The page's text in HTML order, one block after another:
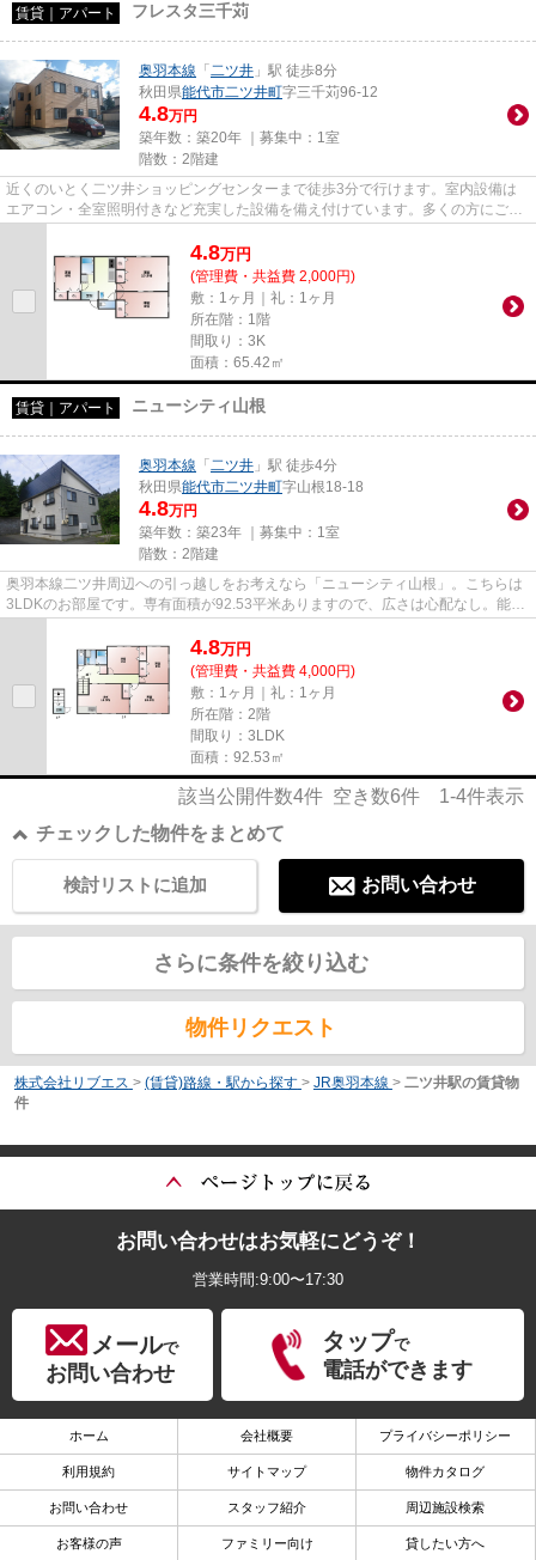
賃貸｜アパート フレスタ三千苅
奥羽本線 「 二ツ井 」駅 徒歩8分
秋田県能代市二ツ井町字三千苅96-12
4.8万円
築年数：築20年 ｜募集中： 1室
階数：2階建
近くのいとく二ツ井ショッピングセンターまで徒歩3分で行けます。室内設備は
エアコン・全室照明付きなど充実した設備を備え付けています。多くの方にご好
4.8万円
(管理費・共益費 2,000円)
敷：1ヶ月｜礼：1ヶ月
所在階：1階
間取り：3K
面積：65.42㎡
賃貸｜アパート ニューシティ山根
奥羽本線 「 二ツ井 」駅 徒歩4分
秋田県能代市二ツ井町字山根18-18
4.8万円
築年数：築23年 ｜募集中： 1室
階数：2階建
奥羽本線二ツ井周辺への引っ越しをお考えなら「ニューシティ山根」。こちらは
3LDKのお部屋です。専有面積が92.53平米ありますので、広さは心配なし。能代
4.8万円
(管理費・共益費 4,000円)
敷：1ヶ月｜礼：1ヶ月
所在階：2階
間取り：3LDK
面積：92.53㎡
該当公開件数4件 空き数6件 1-4件表示
チェックした物件をまとめて
お問い合わせ
検討リストに追加
さらに条件を絞り込む
物件リクエスト
株式会社リブエス > (賃貸)路線・駅から探す > JR奥羽本線 > 二ツ井駅の賃貸物
件
お問い合わせはお気軽にどうぞ！
営業時間:9:00〜17:30
メールで
お問い合わせ
タップで
電話ができます
ホーム 会社概要 プライバシーポリシー
利用規約 サイトマップ 物件カタログ
お問い合わせ スタッフ紹介 周辺施設検索
お客様の声 ファミリー向け 貸したい方へ